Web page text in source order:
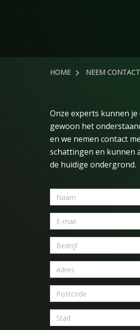
HOME NEEM
Onze experts kunnen
gewoon het
en we nemen contact
schattingen en kunnen
de huidige ondergrond.